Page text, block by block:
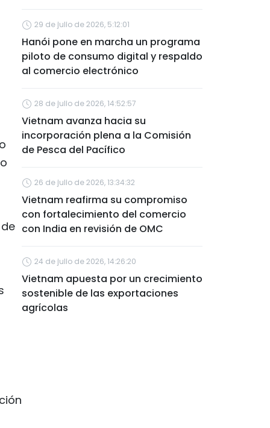
29 de julio de 2026, 5:12:01
Hanói pone en marcha un programa
piloto de consumo digital y respaldo
al comercio electrónico
28 de julio de 2026, 14:52:57
Vietnam avanza hacia su
incorporación plena a la Comisión
de Pesca del Pacífico
26 de julio de 2026, 13:34:32
Vietnam reafirma su compromiso
con fortalecimiento del comercio
con India en revisión de OMC
24 de julio de 2026, 14:26:20
Vietnam apuesta por un crecimiento
sostenible de las exportaciones
agrícolas